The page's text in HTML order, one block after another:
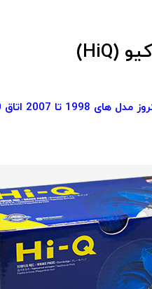
مدل های 1998 تا 2007 اتاق J100